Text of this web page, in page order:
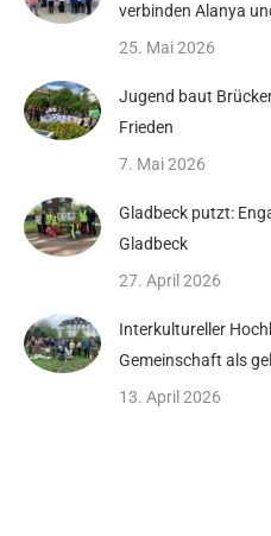
verbinden Alanya
25. Mai 2026
Jugend baut
Frieden
7. Mai 2026
Gladbeck putzt:
Gladbeck
27. April 2026
Interkultureller
Gemeinschaft als
13. April 2026